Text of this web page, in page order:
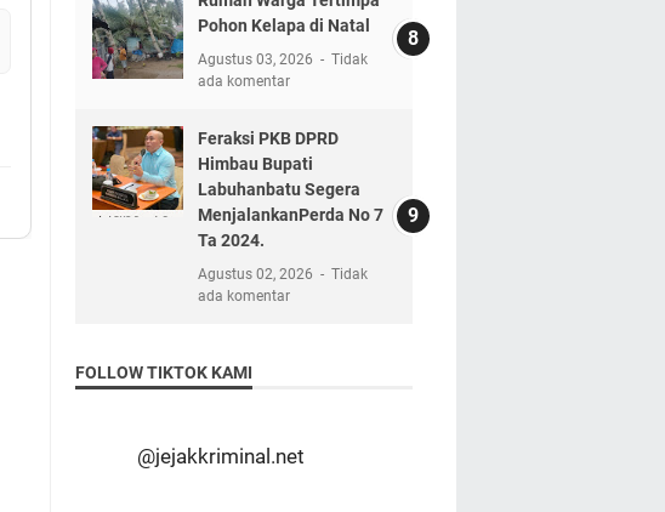
Pohon Kelapa di Natal
Agustus 03, 2026
Tidak
ada komentar
Feraksi PKB DPRD
Himbau Bupati
Labuhanbatu Segera
MenjalankanPerda No 7
Ta 2024.
Agustus 02, 2026
Tidak
ada komentar
FOLLOW TIKTOK KAMI
@jejakkriminal.net